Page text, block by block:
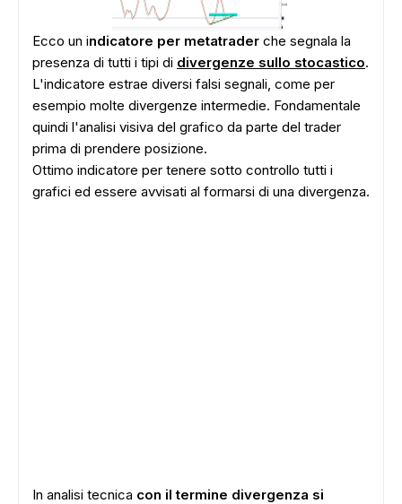
Ecco un indicatore per metatrader che segnala la
presenza di tutti i tipi di divergenze sullo stocastico.
L'indicatore estrae diversi falsi segnali, come per
esempio molte divergenze intermedie. Fondamentale
quindi l'analisi visiva del grafico da parte del trader
prima di prendere posizione.
Ottimo indicatore per tenere sotto controllo tutti i
grafici ed essere avvisati al formarsi di una divergenza.
In analisi tecnica con il termine divergenza si